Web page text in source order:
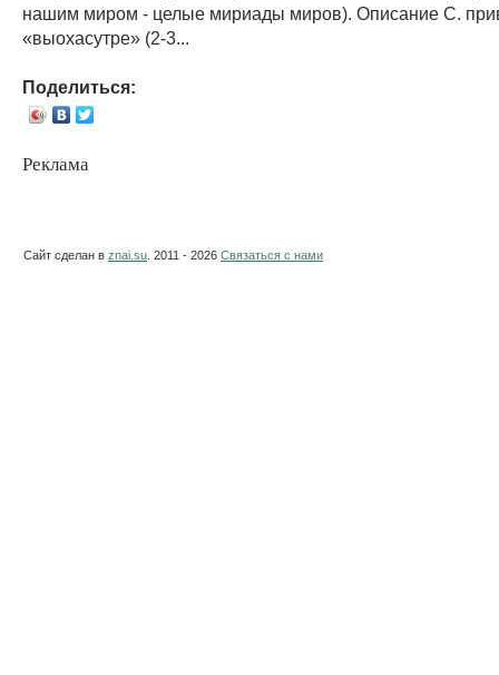
нашим миром - целые мириады миров). Описание С.
«выохасутре» (2-3...
Поделиться:
Реклама
Сайт сделан в znai.su . 2011 - 2026 Связаться с нами